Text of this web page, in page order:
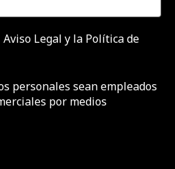
Aviso Legal y la Política de
personales sean empleados
por medios